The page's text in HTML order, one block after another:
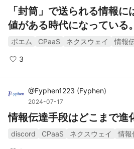
「封筒」で送られる情報
値がある時代になっている。
ポエム CPaaS ネクスウェイ 情報
3
@Fyphen1223 (Fyphen)
2024-07-17
情報伝達手段はどこまで進
discord CPaaS ネクスウェイ 情報